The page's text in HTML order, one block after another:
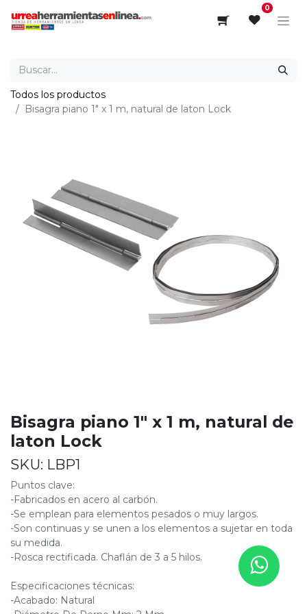
0
Todos los productos
Bisagra piano 1" x 1 m, natural de laton Lock
Bisagra piano 1" x 1 m, natural de
laton Lock
SKU: LBP1
Puntos clave:
-Fabricados en acero al carbón.
-Se emplean para elementos pesados o muy largos.
-Son continuas y se unen a los elementos a sujetar en toda
su medida.
-Rosca rectificada. Chaflán de 3 a 5 hilos.
Especificaciones técnicas:
-Acabado: Natural